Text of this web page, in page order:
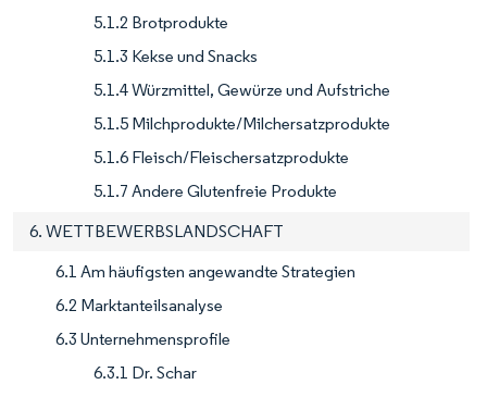
5.1.2 Brotprodukte
5.1.3 Kekse und Snacks
5.1.4 Würzmittel, Gewürze und Aufstriche
5.1.5 Milchprodukte/Milchersatzprodukte
5.1.6 Fleisch/Fleischersatzprodukte
5.1.7 Andere Glutenfreie Produkte
6. WETTBEWERBSLANDSCHAFT
6.1 Am häufigsten angewandte Strategien
6.2 Marktanteilsanalyse
6.3 Unternehmensprofile
6.3.1 Dr. Schar